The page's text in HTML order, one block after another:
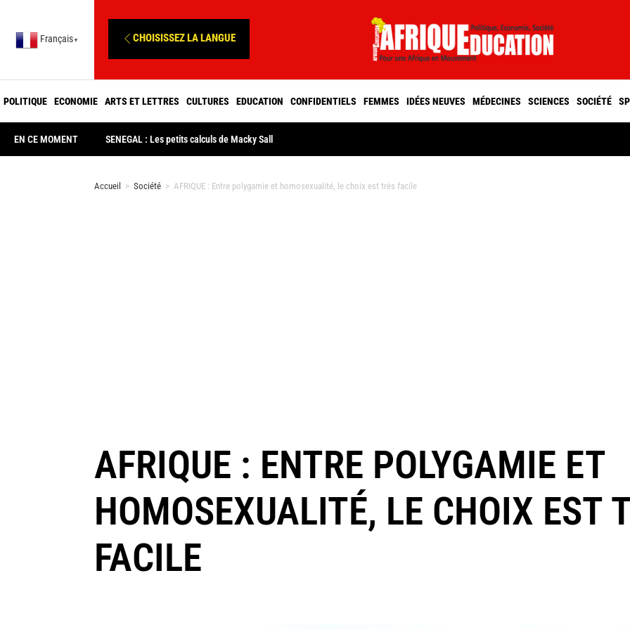
Français ▼ CHOISISSEZ LA LANGUE
POLITIQUE ECONOMIE ARTS ET LETTRES CULTURES EDUCATION CONFIDENTIELS FEMMES IDÉES NEUVES MÉDECINES SCIENCES SOCIÉTÉ
EN CE MOMENT SENEGAL : Les petits calculs de Macky Sall
Accueil > Société > AFRIQUE : Entre polygamie et homosexualité, le choix est très facile
AFRIQUE : ENTRE POLYGAMIE ET
HOMOSEXUALITÉ, LE CHOIX EST
FACILE